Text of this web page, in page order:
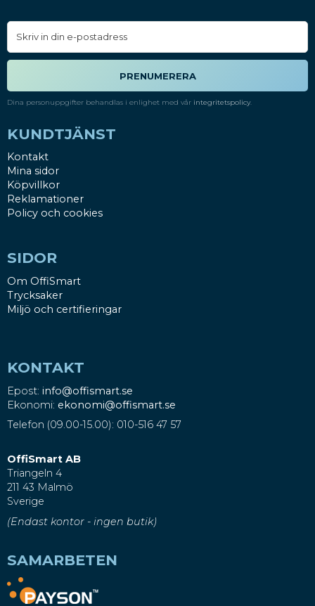
PRENUMERERA
Dina personuppgifter behandlas i enlighet med vår integritetspolicy.
KUNDTJÄNST
Kontakt
Mina sidor
Köpvillkor
Reklamationer
Policy och cookies
SIDOR
Om OffiSmart
Trycksaker
Miljö och certifieringar
KONTAKT
Epost: info@offismart.se
Ekonomi: ekonomi@offismart.se
Telefon (09.00-15.00): 010-516 47 57
OffiSmart AB
Triangeln 4
211 43 Malmö
Sverige
(Endast kontor - ingen butik)
SAMARBETEN